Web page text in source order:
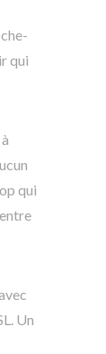
qui
qui
Un